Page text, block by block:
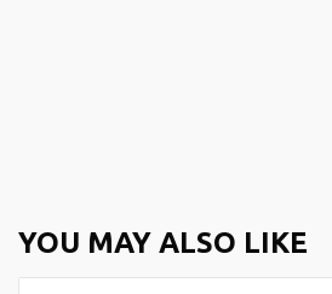
YOU MAY ALSO LIKE